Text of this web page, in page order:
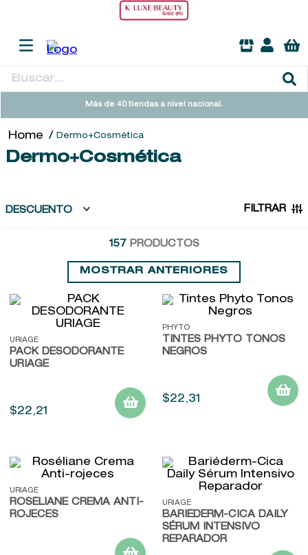
Buscar...
Más de 40 tiendas a nivel nacional.
Dermo+Cosmética
Dermo+Cosmética
DESCUENTO FILTRAR
157 PRODUCTOS
MOSTRAR ANTERIORES
URIAGE
PACK DESODORANTE
URIAGE
$22,21
PHYTO
TINTES PHYTO TONOS
NEGROS
$22,31
URIAGE
ROSÉLIANE CREMA ANTI-
ROJECES
URIAGE
BARIÉDERM-CICA DAILY
SÉRUM INTENSIVO
REPARADOR
TÉRMINOS MÁS BUSCADOS
2.
cleanance
woods of windsor
8.
kool beauty serum
10. john frieda